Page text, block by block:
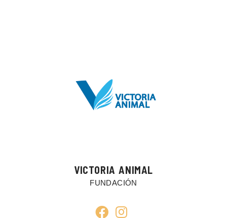
VICTORIA ANIMAL
FUNDACIÓN